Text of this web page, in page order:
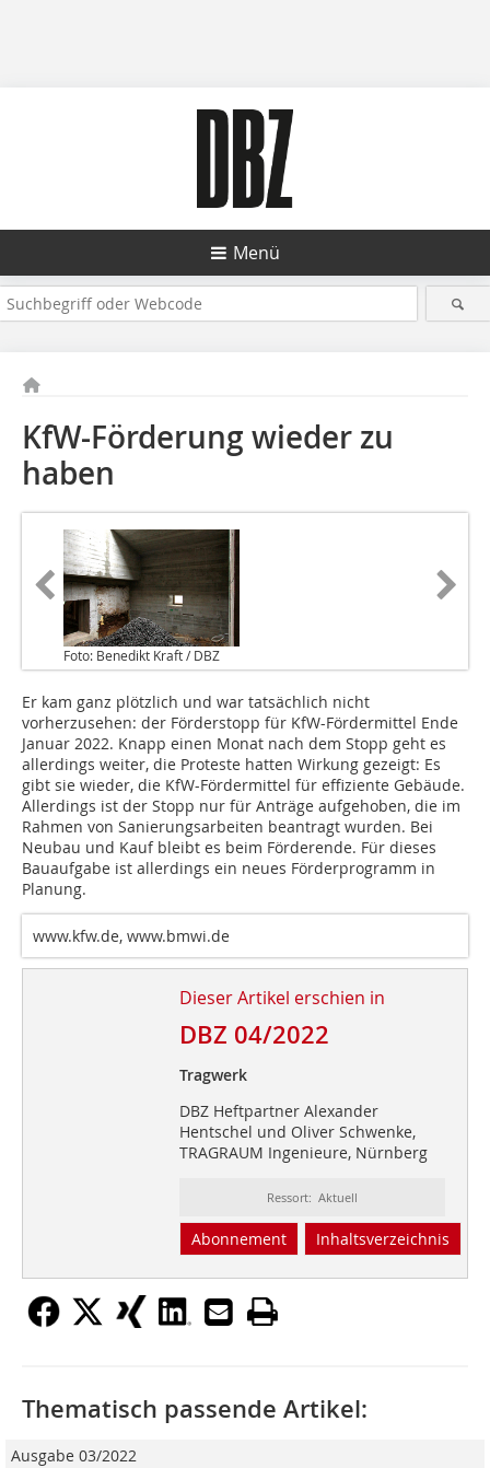
Menü
KfW-Förderung wieder zu
haben
Foto: Benedikt Kraft / DBZ
Er kam ganz plötzlich und war tatsächlich nicht
vorherzusehen: der Förderstopp für KfW-Fördermittel Ende
Januar 2022. Knapp einen Monat nach dem Stopp geht es
allerdings weiter, die Proteste hatten Wirkung gezeigt: Es
gibt sie wieder, die KfW-Fördermittel für effiziente Gebäude.
Allerdings ist der Stopp nur für Anträge aufgehoben, die im
Rahmen von Sanierungsarbeiten beantragt wurden. Bei
Neubau und Kauf bleibt es beim Förderende. Für dieses
Bauaufgabe ist allerdings ein neues Förderprogramm in
Planung.
www.kfw.de, www.bmwi.de
Dieser Artikel erschien in
DBZ 04/2022
Tragwerk
DBZ Heftpartner Alexander
Hentschel und Oliver Schwenke,
TRAGRAUM Ingenieure, Nürnberg
Ressort: Aktuell
Abonnement Inhaltsverzeichnis
Thematisch passende Artikel:
Ausgabe 03/2022